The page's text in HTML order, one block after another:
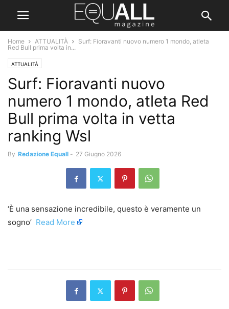
Home ATTUALITÀ
Surf: Fioravanti nuovo numero 1 mondo, atleta
Red Bull prima volta in...
ATTUALITÀ
Surf: Fioravanti nuovo
numero 1 mondo, atleta Red
Bull prima volta in vetta
ranking Wsl
By Redazione Equall - 27 Giugno 2026
‘È una sensazione incredibile, questo è veramente un
sogno’ ​ Read More